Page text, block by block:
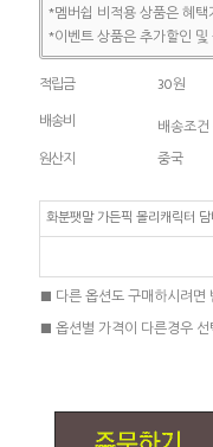
*멤버쉽 비적용 상품은 혜
*이벤트 상품은 추가할인
적립금
30원
배송비
배송조
원산지
중국
화분팻말 가든픽 몰리캐릭터
■ 다른 옵션도 구매하시려면
■ 옵션별 가격이 다른경우